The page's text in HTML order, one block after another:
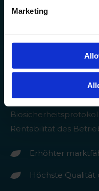
Marketing
kontinuierliche
Spülungen), was zu
Produkt- und
Die Integration von
Rentabilität des
Erhöhter
Höchste Qualität